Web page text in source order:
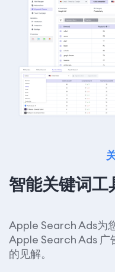
智能关键词工
Apple Search Ads为
Apple Search Ads 广
的见解。